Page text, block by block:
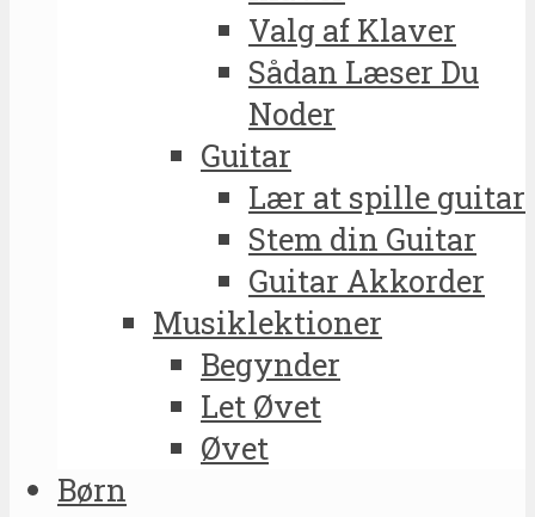
Valg af Klaver
Sådan Læser Du
Noder
Guitar
Lær at spille guitar
Stem din Guitar
Guitar Akkorder
Musiklektioner
Begynder
Let Øvet
Øvet
Børn